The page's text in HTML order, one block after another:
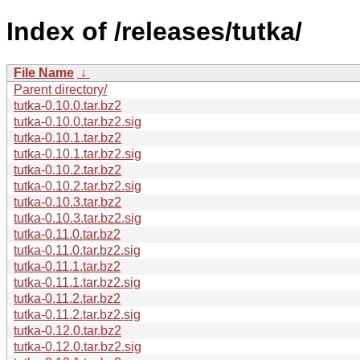
Index of /releases/tutka/
File Name ↓
Parent directory/
tutka-0.10.0.tar.bz2
tutka-0.10.0.tar.bz2.sig
tutka-0.10.1.tar.bz2
tutka-0.10.1.tar.bz2.sig
tutka-0.10.2.tar.bz2
tutka-0.10.2.tar.bz2.sig
tutka-0.10.3.tar.bz2
tutka-0.10.3.tar.bz2.sig
tutka-0.11.0.tar.bz2
tutka-0.11.0.tar.bz2.sig
tutka-0.11.1.tar.bz2
tutka-0.11.1.tar.bz2.sig
tutka-0.11.2.tar.bz2
tutka-0.11.2.tar.bz2.sig
tutka-0.12.0.tar.bz2
tutka-0.12.0.tar.bz2.sig